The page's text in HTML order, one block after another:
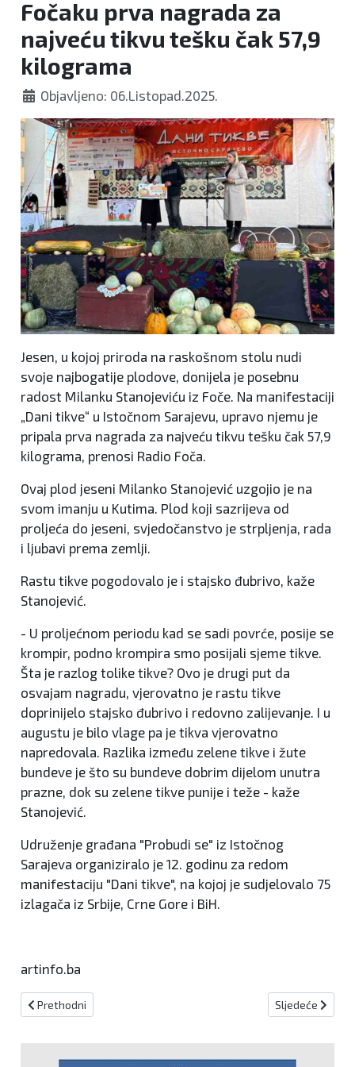
Fočaku prva nagrada za
najveću tikvu tešku čak 57,9
kilograma
Objavljeno: 06.Listopad.2025.
Jesen, u kojoj priroda na raskošnom stolu nudi
svoje najbogatije plodove, donijela je posebnu
radost Milanku Stanojeviću iz Foče. Na manifestaciji
„Dani tikve“ u Istočnom Sarajevu, upravo njemu je
pripala prva nagrada za najveću tikvu tešku čak 57,9
kilograma, prenosi Radio Foča.
Ovaj plod jeseni Milanko Stanojević uzgojio je na
svom imanju u Kutima. Plod koji sazrijeva od
proljeća do jeseni, svjedočanstvo je strpljenja, rada
i ljubavi prema zemlji.
Rastu tikve pogodovalo je i stajsko đubrivo, kaže
Stanojević.
- U proljećnom periodu kad se sadi povrće, posije se
krompir, podno krompira smo posijali sjeme tikve.
Šta je razlog tolike tikve? Ovo je drugi put da
osvajam nagradu, vjerovatno je rastu tikve
doprinijelo stajsko đubrivo i redovno zalijevanje. I u
augustu je bilo vlage pa je tikva vjerovatno
napredovala. Razlika između zelene tikve i žute
bundeve je što su bundeve dobrim dijelom unutra
prazne, dok su zelene tikve punije i teže - kaže
Stanojević.
Udruženje građana "Probudi se" iz Istočnog
Sarajeva organiziralo je 12. godinu za redom
manifestaciju "Dani tikve", na kojoj je sudjelovalo 75
izlagača iz Srbije, Crne Gore i BiH.
artinfo.ba
Prethodni članak: Blažena Djevica Marija od krunice
Prethodni Sljedeći
Sljedeće